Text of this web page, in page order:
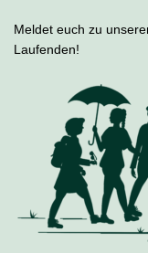
Meldet euch zu
Laufenden!